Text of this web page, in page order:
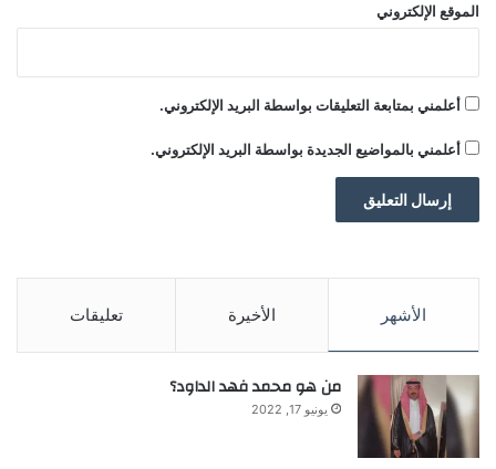
الموقع الإلكتروني
أعلمني بمتابعة التعليقات بواسطة البريد الإلكتروني.
أعلمني بالمواضيع الجديدة بواسطة البريد الإلكتروني.
الأشهر الأخيرة تعليقات
من هو محمد فهد الداود؟
يونيو 17, 2022